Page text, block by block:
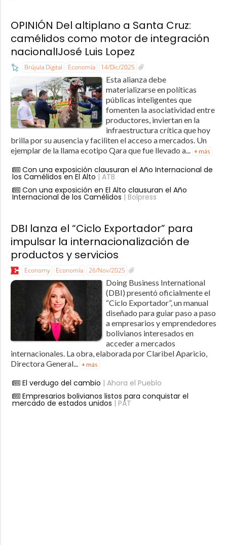
OPINIÓN Del altiplano a Santa Cruz:
camélidos como motor de integración
nacionalIJosé Luis Lopez
Brújula Digital Economía 14/Dic/2025
Esta alianza debe
materializarse en políticas
públicas inteligentes que
fomenten la asociatividad entre
productores, inviertan en la
infraestructura crítica que hoy
brilla por su ausencia y faciliten el acceso a mercados. Un
ejemplar de la llama ecotipo Qara que fue llevado a... + más
Con una exposición clausuran el Año Internacional de
los Camélidos en El Alto | ATB
Con una exposición en El Alto clausuran el Año
Internacional de los Camélidos | Bolpress
DBI lanza el “Ciclo Exportador” para
impulsar la internacionalización de
productos y servicios
Economy Economía 26/Nov/2025
Doing Business International
(DBI) presentó oficialmente el
“Ciclo Exportador”, un manual
diseñado para guiar paso a paso
a empresarios y emprendedores
bolivianos interesados en
acceder a mercados
internacionales. La obra, elaborada por Claribel Aparicio,
Directora General... + más
El verdugo del cambio | Ahora el Pueblo
Empresarios bolivianos listos para conquistar el
mercado de estados unidos | PAT